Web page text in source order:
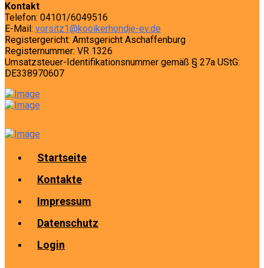
Kontakt
Telefon: 04101/6049516
E-Mail: vorsitz1@kooikerhondje-ev.de
Registergericht: Amtsgericht Aschaffenburg
Registernummer: VR 1326
Umsatzsteuer-Identifikationsnummer gemäß § 27a UStG:
DE338970607
Startseite
Kontakte
Impressum
Datenschutz
Login